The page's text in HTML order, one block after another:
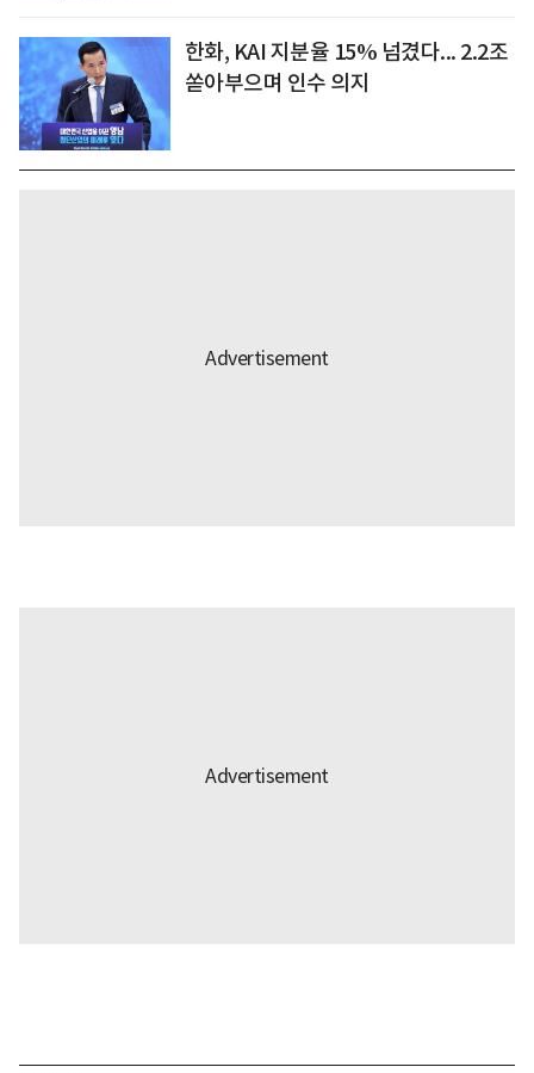
한화, KAI 지분율 15% 넘겼다... 2.2조
쏟아부으며 인수 의지